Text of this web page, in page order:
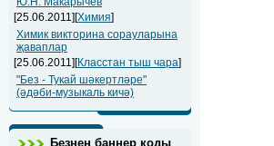
[25.06.2011][Химия]
Химик викторина сорауларына
җаваплар
[25.06.2011][Класстан тыш чара]
"Без - Тукай шәкертләре"
(әдәби-музыкаль кичә)
Безнең баннер коды